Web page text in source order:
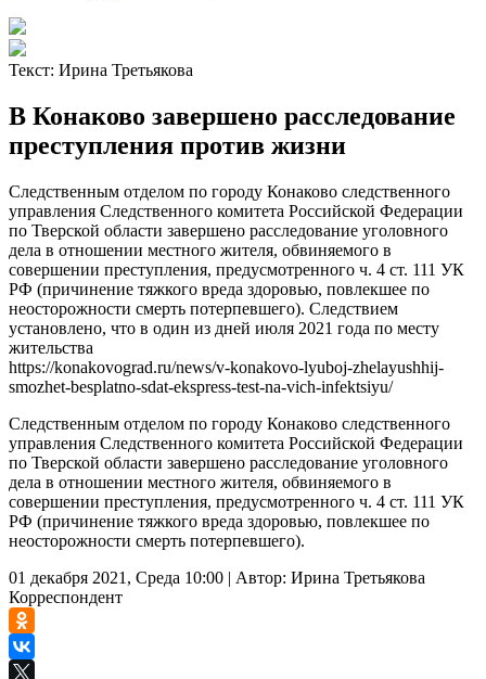
Текст: Ирина Третьякова
В Конаково завершено расследование
преступления против жизни
Следственным отделом по городу Конаково следственного
управления Следственного комитета Российской Федерации
по Тверской области завершено расследование уголовного
дела в отношении местного жителя, обвиняемого в
совершении преступления, предусмотренного ч. 4 ст. 111 УК
РФ (причинение тяжкого вреда здоровью, повлекшее по
неосторожности смерть потерпевшего). Следствием
установлено, что в один из дней июля 2021 года по месту
жительства
https://konakovograd.ru/news/v-konakovo-lyuboj-zhelayushhij-
smozhet-besplatno-sdat-ekspress-test-na-vich-infektsiyu/
Следственным отделом по городу Конаково следственного
управления Следственного комитета Российской Федерации
по Тверской области завершено расследование уголовного
дела в отношении местного жителя, обвиняемого в
совершении преступления, предусмотренного ч. 4 ст. 111 УК
РФ (причинение тяжкого вреда здоровью, повлекшее по
неосторожности смерть потерпевшего).
01 декабря 2021, Среда 10:00 | Автор: Ирина Третьякова
Корреспондент